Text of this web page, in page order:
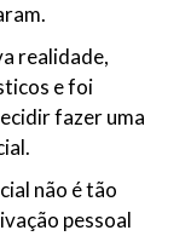
realidade,
e foi
fazer uma
não é tão
pessoal